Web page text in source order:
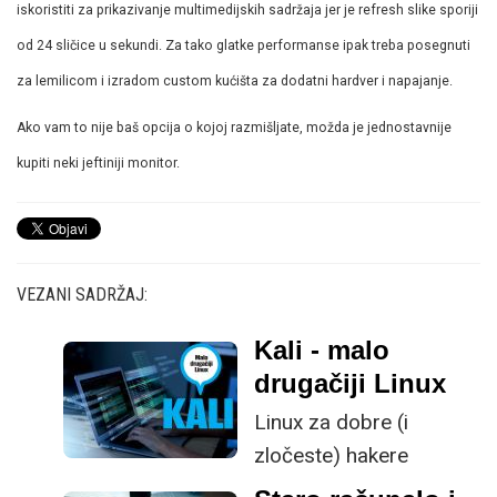
iskoristiti za prikazivanje multimedijskih sadržaja jer je refresh slike sporiji
od 24 sličice u sekundi. Za tako glatke performanse ipak treba posegnuti
za lemilicom i izradom custom kućišta za dodatni hardver i napajanje.
Ako vam to nije baš opcija o kojoj razmišljate, možda je jednostavnije
kupiti neki jeftiniji monitor.
VEZANI SADRŽAJ:
Kali - malo
drugačiji Linux
Linux za dobre (i
zločeste) hakere
pomoću kojeg